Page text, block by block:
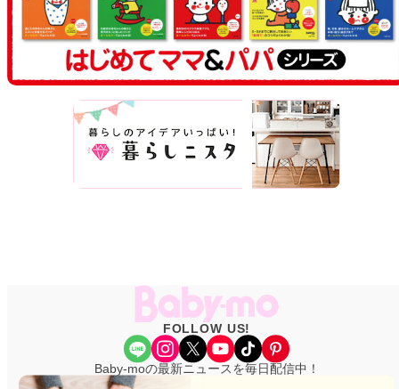
FOLLOW US!
Share Icon Instagram X YouTube TikTok Pinterest
Baby-moの最新ニュースを毎日配信中！